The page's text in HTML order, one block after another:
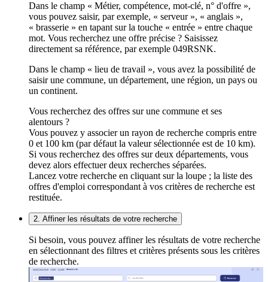
Dans le champ « Métier, compétence, mot-clé, n° d'offre »,
vous pouvez saisir, par exemple, « serveur », « anglais »,
« brasserie » en tapant sur la touche « entrée » entre chaque
mot. Vous recherchez une offre précise ? Saisissez
directement sa référence, par exemple 049RSNK.
Dans le champ « lieu de travail », vous avez la possibilité de
saisir une commune, un département, une région, un pays ou
un continent.
Vous recherchez des offres sur une commune et ses
alentours ?
Vous pouvez y associer un rayon de recherche compris entre
0 et 100 km (par défaut la valeur sélectionnée est de 10 km).
Si vous recherchez des offres sur deux départements, vous
devez alors effectuer deux recherches séparées.
Lancez votre recherche en cliquant sur la loupe ; la liste des
offres d'emploi correspondant à vos critères de recherche est
restituée.
2. Affiner les résultats de votre recherche
Si besoin, vous pouvez affiner les résultats de votre recherche
en sélectionnant des filtres et critères présents sous les critères
de recherche.